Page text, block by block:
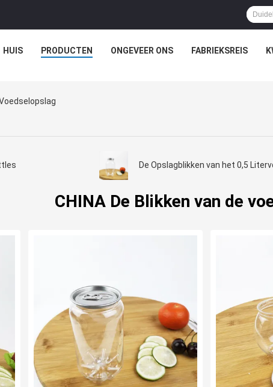
HUIS PRODUCTEN ONGEVEER ONS FABRIEKSREIS
De Opslagblikken van het 0,5
CHINA De Blikken van de